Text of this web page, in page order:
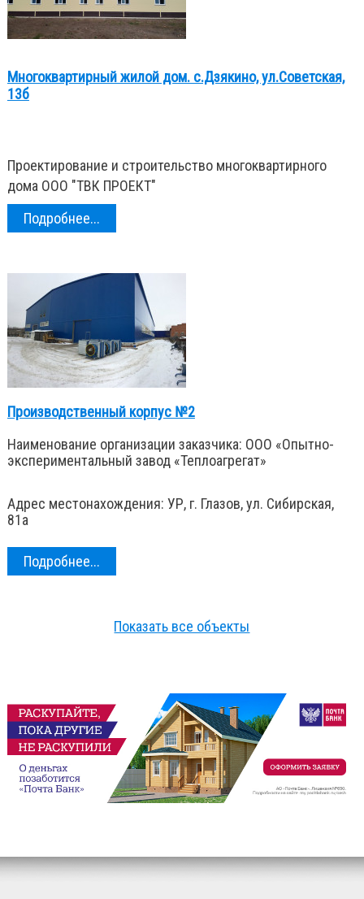
Многоквартирный жилой дом. с.Дзякино, ул.Советская,
13б
Проектирование и строительство многоквартирного
дома ООО "ТВК ПРОЕКТ"
Подробнее...
Производственный корпус №2
Наименование организации заказчика: ООО «Опытно-
экспериментальный завод «Теплоагрегат»
Адрес местонахождения: УР, г. Глазов, ул. Сибирская,
81а
Подробнее...
Показать все объекты